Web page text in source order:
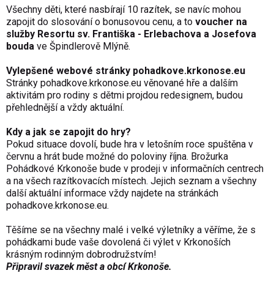
Všechny děti, které nasbírají 10 razítek, se navíc mohou
zapojit do slosování o bonusovou cenu, a to voucher na
služby Resortu sv. Františka - Erlebachova a Josefova
bouda ve Špindlerově Mlýně.
Vylepšené webové stránky pohadkove.krkonose.eu
Stránky pohadkove.krkonose.eu věnované hře a dalším
aktivitám pro rodiny s dětmi projdou redesignem, budou
přehlednější a vždy aktuální.
Kdy a jak se zapojit do hry?
Pokud situace dovolí, bude hra v letošním roce spuštěna v
červnu a hrát bude možné do poloviny října. Brožurka
Pohádkové Krkonoše bude v prodeji v informačních centrech
a na všech razítkovacích místech. Jejich seznam a všechny
další aktuální informace vždy najdete na stránkách
pohadkove.krkonose.eu.
Těšíme se na všechny malé i velké výletníky a věříme, že s
pohádkami bude vaše dovolená či výlet v Krkonoších
krásným rodinným dobrodružstvím!
Připravil svazek měst a obcí Krkonoše.